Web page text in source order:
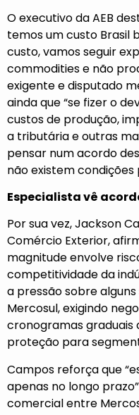
O executivo da AEB
temos um custo Brasil
custo, vamos seguir
commodities e não
exigente e disputado
ainda que “se fizer o
custos de produção,
a tributária e outras
pensar num acordo
não existem condições
Especialista vê
Por sua vez, Jackson
Comércio Exterior,
magnitude envolve
competitividade da
a pressão sobre
Mercosul, exigindo
cronogramas graduais
proteção para
Campos reforça que
apenas no longo
comercial entre